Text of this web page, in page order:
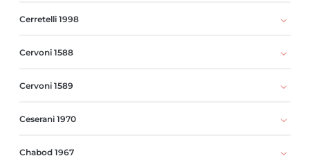
Cerretelli 1998
Cervoni 1588
Cervoni 1589
Ceserani 1970
Chabod 1967